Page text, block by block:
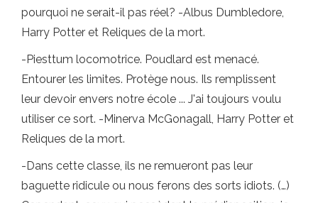
pourquoi ne serait-il pas réel? -Albus Dumbledore,
Harry Potter et Reliques de la mort.
-Piesttum locomotrice. Poudlard est menacé.
Entourer les limites. Protège nous. Ils remplissent
leur devoir envers notre école ... J'ai toujours voulu
utiliser ce sort. -Minerva McGonagall, Harry Potter et
Reliques de la mort.
-Dans cette classe, ils ne remueront pas leur
baguette ridicule ou nous ferons des sorts idiots. (…)